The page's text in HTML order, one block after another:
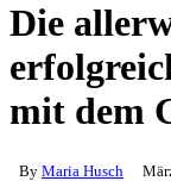
Die
mit dem
By Maria Husch